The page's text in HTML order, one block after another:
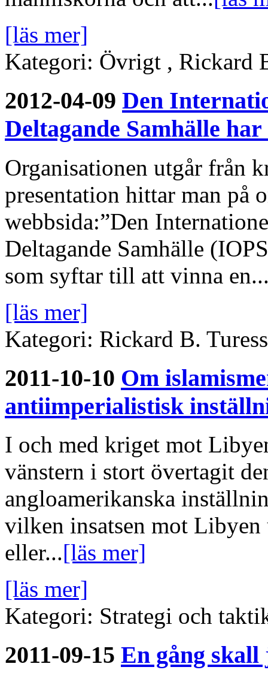
[läs mer]
Kategori: Övrigt , Rickard
2012-04-09 Den
Deltagande Samhälle
Organisationen utgår från
presentation hittar man på
webbsida:”Den
Deltagande Samhälle
som syftar till att vinna
[läs mer]
Kategori: Rickard B.
2011-10-10 Om
antiimperialistisk
I och med kriget mot
vänstern i stort övertagit
angloamerikanska
vilken insatsen mot Libyen
eller...[läs mer]
[läs mer]
Kategori: Strategi och
2011-09-15 En gång